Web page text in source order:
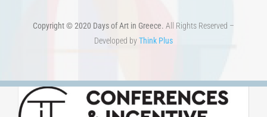
Copyright © 2020 Days of Art in Greece. All Rights Reserved –
Developed byThink Plus